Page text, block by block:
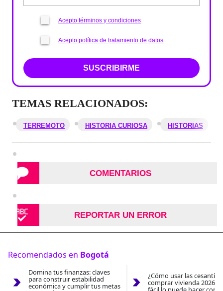
Acepto términos y condiciones
Acepto política de tratamiento de datos
SUSCRIBIRME
TEMAS RELACIONADOS:
TERREMOTO HISTORIA CURIOSA HISTORIAS
COMENTARIOS
REPORTAR UN ERROR
Recomendados en Bogotá
Domina tus finanzas: claves
para construir estabilidad
económica y cumplir tus metas
¿Cómo usar las
comprar vivienda 2026?